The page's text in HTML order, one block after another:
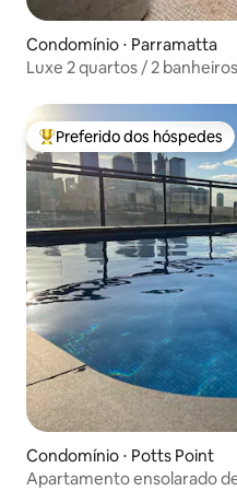
Condomínio ⋅ Parramatta
Luxe 2 quartos / 2
Entre os melhores
Preferido dos hóspedes
Condomínio ⋅ Potts Point
Apartamento ensolarado